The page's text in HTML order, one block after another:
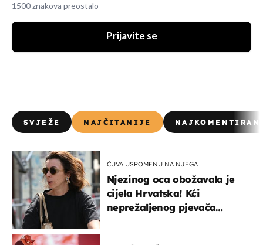
1500 znakova preostalo
Prijavite se
SVJEŽE NAJČITANIJE
ČUVA USPOMENU NA NJEGA
Njezinog oca obožavala je
cijela Hrvatska! Kći
neprežaljenog pjevača